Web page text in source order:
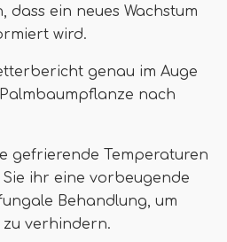
dass ein neues Wachstum
wird.
genau im Auge
nach
gefrierende Temperaturen
ihr eine vorbeugende
Behandlung, um
verhindern.